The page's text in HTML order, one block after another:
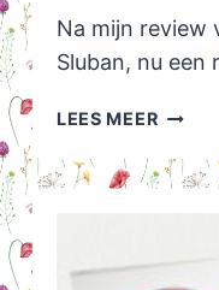
Na mijn review
Sluban, nu een
LEES MEERNEP